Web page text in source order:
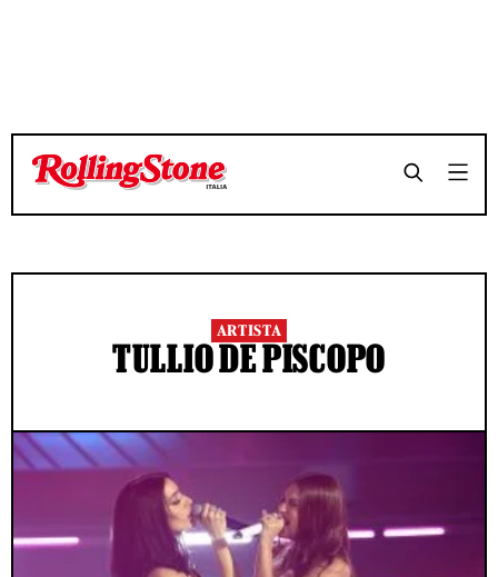
ARTISTA
TULLIO DE PISCOPO